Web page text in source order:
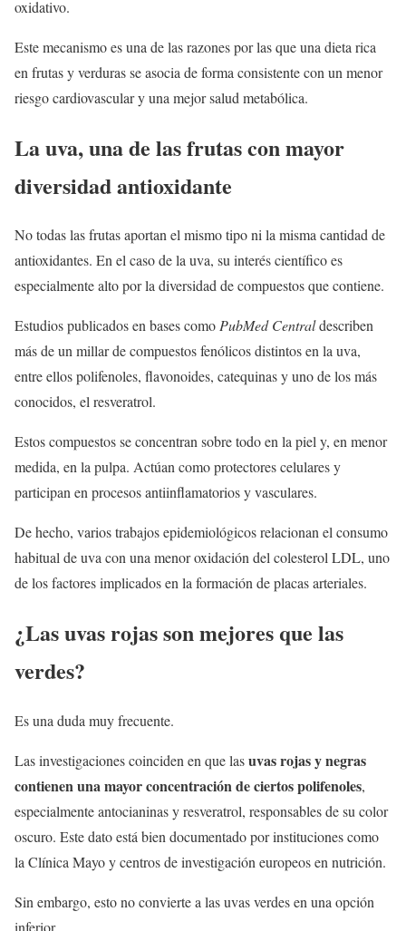
oxidativo.
Este mecanismo es una de las razones por las que una dieta rica
en frutas y verduras se asocia de forma consistente con un menor
riesgo cardiovascular y una mejor salud metabólica.
La uva, una de las frutas con mayor
diversidad antioxidante
No todas las frutas aportan el mismo tipo ni la misma cantidad de
antioxidantes. En el caso de la uva, su interés científico es
especialmente alto por la diversidad de compuestos que contiene.
Estudios publicados en bases comoPubMed Centraldescriben
más de un millar de compuestos fenólicos distintos en la uva,
entre ellos polifenoles, flavonoides, catequinas y uno de los más
conocidos, el resveratrol.
Estos compuestos se concentran sobre todo en la piel y, en menor
medida, en la pulpa. Actúan como protectores celulares y
participan en procesos antiinflamatorios y vasculares.
De hecho, varios trabajos epidemiológicos relacionan el consumo
habitual de uva con una menor oxidación del colesterol LDL, uno
de los factores implicados en la formación de placas arteriales.
¿Las uvas rojas son mejores que las
verdes?
Es una duda muy frecuente.
Las investigaciones coinciden en que lasuvas rojas y negras
contienen una mayor concentración de ciertos polifenoles,
especialmente antocianinas y resveratrol, responsables de su color
oscuro. Este dato está bien documentado por instituciones como
la Clínica Mayo y centros de investigación europeos en nutrición.
Sin embargo, esto no convierte a las uvas verdes en una opción
inferior.